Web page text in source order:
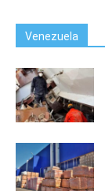
Venezuela